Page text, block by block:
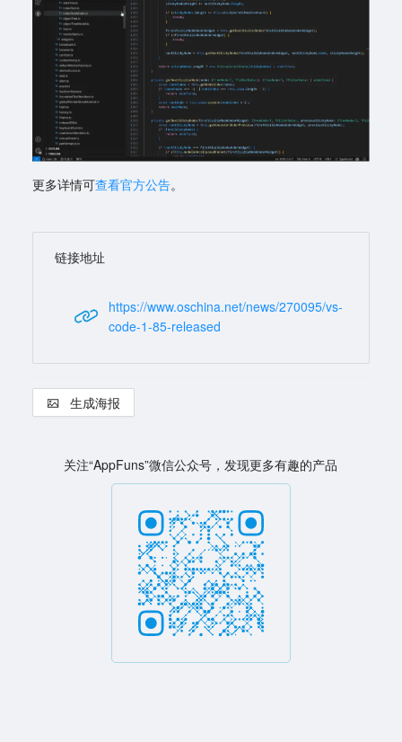
更多详情可查看官方公告。
链接地址
https://www.oschina.net/news/270095/vs-
code-1-85-released
生成海报
关注“AppFuns”微信公众号，发现更多有趣的产品